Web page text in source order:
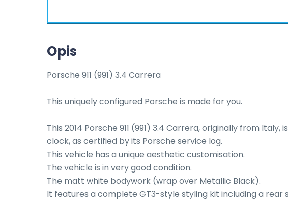
Opis
Porsche 911 (991) 3.4 Carrera
This uniquely configured Porsche is made for you.
This 2014 Porsche 911 (991) 3.4 Carrera, originally from
clock, as certified by its Porsche service log.
This vehicle has a unique aesthetic customisation.
The vehicle is in very good condition.
The matt white bodywork (wrap over Metallic Black).
It features a complete GT3-style styling kit including a rear